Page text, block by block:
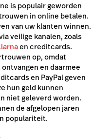
is populair geworden
in online betalen.
van uw klanten winnen.
veilige kanalen, zoals
en creditcards.
op, omdat
en daarmee
en PayPal geven
hun geld kunnen
niet geleverd worden.
de afgelopen jaren
populariteit.